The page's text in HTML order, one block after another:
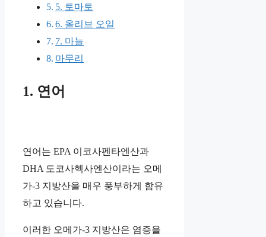
5. 토마토
6. 올리브 오일
7. 마늘
마무리
1. 연어
연어는 EPA 이코사펜타엔산과
DHA 도코사헥사엔산이라는 오메
가-3 지방산을 매우 풍부하게 함유
하고 있습니다.
이러한 오메가-3 지방산은 염증을